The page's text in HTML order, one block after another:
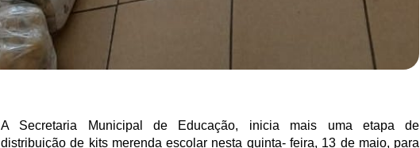
A Secretaria Municipal de Educação, inicia mais uma etapa de
distribuição de kits merenda escolar nesta quinta- feira, 13 de maio, para